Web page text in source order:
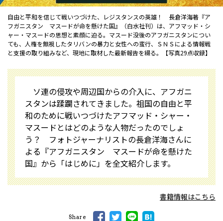
自由と平和を信じて戦いつづけた、レジスタンスの英雄！ 長倉洋海著『ア
フガニスタン マスードが命を懸けた国』（白水社刊）は、アフマッド・シ
ャー・マスードの思想と素顔に迫る。マスード没後のアフガニスタンについ
ても、人権を無視したタリバンの暴力と女性への蛮行、ＳＮＳによる情報戦
と支援の取り組みなど、現地に取材した最新報告を綴る。【写真29点収録】
ソ連の侵攻や周辺国からの介入に、アフガニ
スタンは蹂躙されてきました。祖国の自由と平
和のために戦いつづけたアフマッド・シャー・
マスードとはどのような人物だったのでしょ
う？ フォトジャーナリストの長倉洋海さんに
よる『アフガニスタン マスードが命を懸けた
国』から「はじめに」を全文紹介します。
書籍情報はこちら
Share